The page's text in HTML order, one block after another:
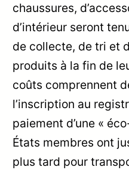
chaussures,
d’intérieur seront
de collecte, de tri et
produits à la fin de
coûts comprennent
l’inscription au
paiement d’une «
États membres ont
plus tard pour